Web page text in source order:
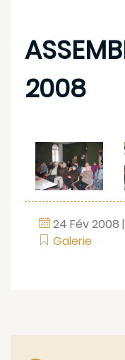
2008
24 Fév2008 |
Galerie